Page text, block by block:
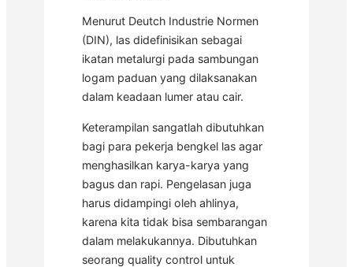
Menurut Deutch Industrie Normen
(DIN), las didefinisikan sebagai
ikatan metalurgi pada sambungan
logam paduan yang dilaksanakan
dalam keadaan lumer atau cair.
Keterampilan sangatlah dibutuhkan
bagi para pekerja bengkel las agar
menghasilkan karya-karya yang
bagus dan rapi. Pengelasan juga
harus didampingi oleh ahlinya,
karena kita tidak bisa sembarangan
dalam melakukannya. Dibutuhkan
seorang quality control untuk